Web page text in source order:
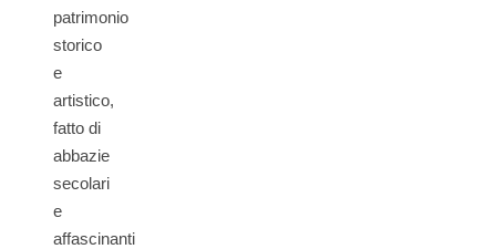
patrimonio
storico
e
artistico,
fatto di
abbazie
secolari
e
affascinanti